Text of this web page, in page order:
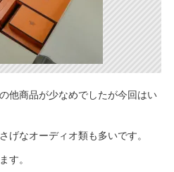
他商品が少なめでしたが今回はい
げなオーディオ類も多いです。
す。